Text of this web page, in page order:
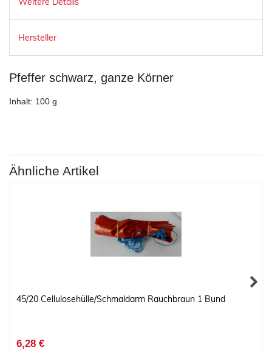
Hersteller
Pfeffer schwarz, ganze Körner
Inhalt: 100 g
Ähnliche Artikel
45/20 Cellulosehülle/Schmaldarm Rauchbraun 1 Bund
6,28 €